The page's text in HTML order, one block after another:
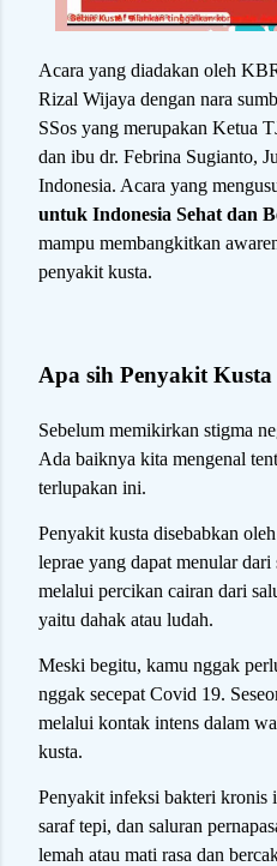
Acara yang diadakan oleh
Rizal Wijaya dengan nara
SSos yang merupakan Ketua
dan ibu dr. Febrina Sugianto,
Indonesia. Acara yang
untuk Indonesia Sehat dan
mampu membangkitkan
penyakit kusta.
Apa sih Penyakit
Sebelum memikirkan stigma
Ada baiknya kita mengenal
terlupakan ini.
Penyakit kusta disebabkan
leprae yang dapat menular
melalui percikan cairan dari
yaitu dahak atau ludah.
Meski begitu, kamu nggak
nggak secepat Covid 19.
melalui kontak intens dalam
kusta.
Penyakit infeksi bakteri kronis
saraf tepi, dan saluran
lemah atau mati rasa dan